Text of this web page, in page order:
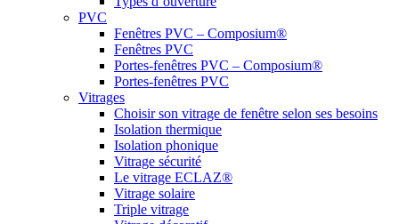
PVC
Fenêtres PVC – Composium®
Fenêtres PVC
Portes-fenêtres PVC – Composium®
Portes-fenêtres PVC
Vitrages
Choisir son vitrage de fenêtre selon ses besoins
Isolation thermique
Isolation phonique
Vitrage sécurité
Le vitrage ECLAZ®
Vitrage solaire
Triple vitrage